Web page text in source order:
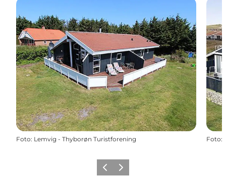
Foto: Lemvig - Thyborøn Turistforening Foto:
ZurückWeiter